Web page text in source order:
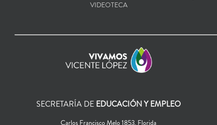
VIDEOTECA
SECRETARÍA DE EDUCACIÓN Y EMPLEO
Carlos Francisco Melo 1853, Florida